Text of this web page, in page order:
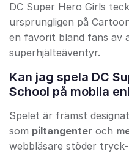
DC Super Hero Girls
ursprungligen på
en favorit bland fans av
superhjälteäventyr.
Kan jag spela DC
School på mobila
Spelet är främst
som piltangenter och
webbläsare stöder